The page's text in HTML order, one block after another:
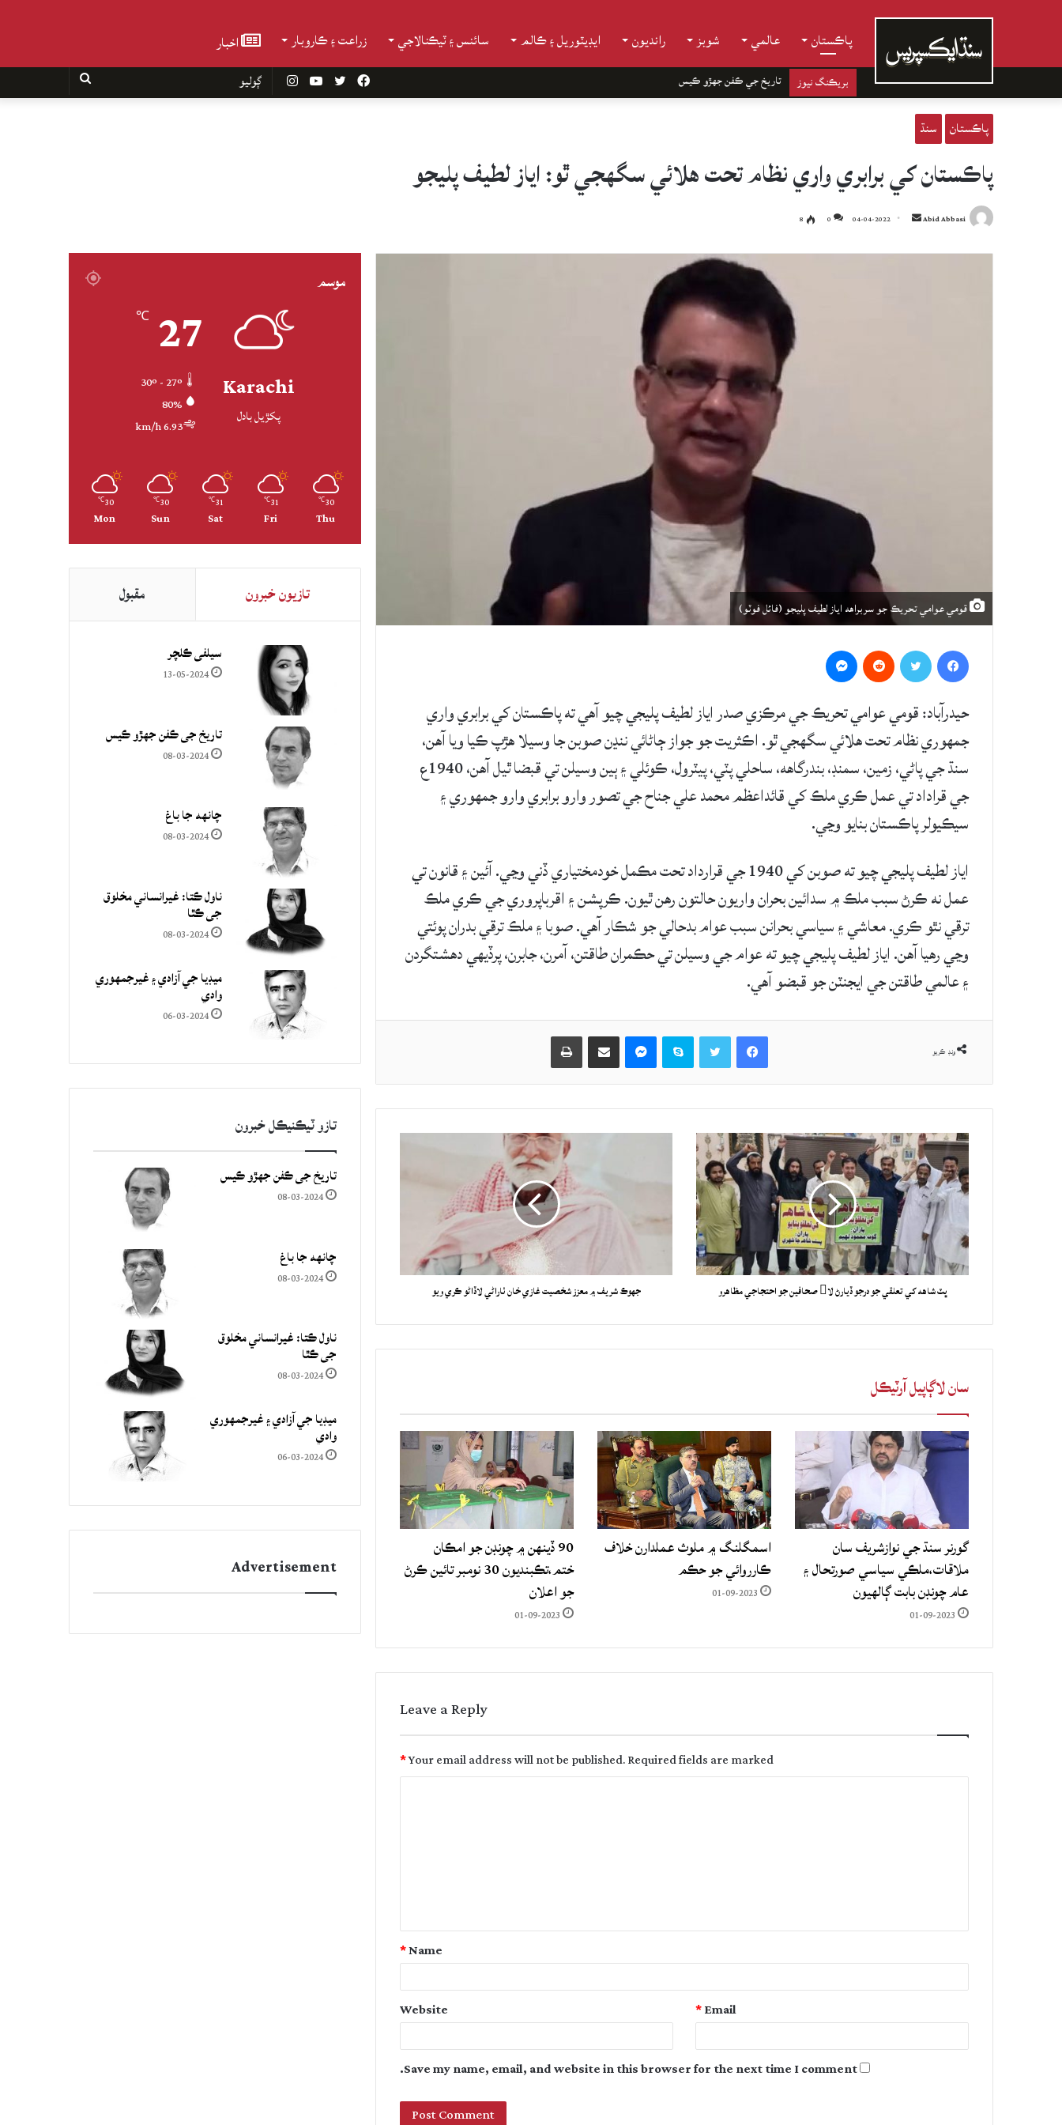
پاڪستان عالمي شوبز رانديون ايڊيٽوريل ۽ ڪالم سائنس ۽ ٽيڪنالاجي زراعت ۽ ڪاروبار اخبار
بريڪنگ نيوز تاريخ جي ڪفن جھڙو ڪيس InstagramYouTube Twitter
Facebook
پاڪستان سنڌ
پاڪستان کي برابري واري نظام تحت هلائي سگهجي ٿو: اياز لطيف پليجو
Abid Abbasi
Send
email
04-04-2022
0
8
قومي عوامي تحريڪ جو سربراهه اياز لطيف پليجو (فائل فوٽو)
حيدرآباد: قومي عوامي تحريڪ جي مرڪزي صدر اياز لطيف پليجي چيو آھي ته پاڪستان کي برابري واري
جمهوري نظام تحت هلائي سگهجي ٿو. اڪثريت جو جواز ڄاڻائي ننڍن صوبن جا وسيلا ھڙپ ڪيا ويا آھن،
سنڌ جي پاڻي، زمين، سمنڊ، بندرگاھه، ساحلي پٽي، پيٽرول، ڪوئلي ۽ ٻين وسيلن تي قبضا ٿيل آھن، 1940ع
جي قراداد تي عمل ڪري ملڪ کي قائداعظم محمد علي جناح جي تصور وارو برابري وارو جمهوري ۽
سيڪيولر پاڪستان بنايو وڃي.
اياز لطيف پليجي چيو ته صوبن کي 1940 جي قرارداد تحت مڪمل خودمختياري ڏني وڃي. آئين ۽ قانون تي
عمل نه ڪرڻ سبب ملڪ ۾ سدائين بحران واريون حالتون رهن ٿيون. ڪرپشن ۽ اقرباپروري جي ڪري ملڪ
ترقي نٿو ڪري. معاشي ۽ سياسي بحرانن سبب عوام بدحالي جو شڪار آهي. صوبا ۽ ملڪ ترقي بدران پوئتي
وڃي رهيا آهن. اياز لطيف پليجي چيو ته عوام جي وسيلن تي حڪمران طاقتن، آمرن، جابرن، پرڏيهي دهشتگردن
۽ عالمي طاقتن جي ايجنٽن جو قبضو آهي.
ونڊ ڪريو
Facebook
Skype حصيداري ڪريو اي ميل ذريعي
ڀٽ شاهه کي تعلقي جو درجو ڏيارڻ لا صحافين جو احتجاجي مظاهرو جهوڪ شريف ۾ معزز شخصيت غازي خان ٺاراڻي لاڏاڻو ڪري ويو
سان لاڳاپيل آرٽيڪل
گورنر سنڌ جي نوازشريف سان
ملاقات،ملڪي سياسي صورتحال ۽
عام چونڊن بابت ڳالهيون
01-09-2023
اسمگلنگ ۾ ملوث عملدارن خلاف
ڪارروائي جو حڪم
01-09-2023
90 ڏينهن ۾ چونڊن جو امڪان
ختم،تڪبنديون 30 نومبر تائين ڪرڻ
جو اعلان
01-09-2023
Leave a Reply
Your email address will not be published.Required fields are marked
*
t
Name
*
Email
*
Website
Save my name, email, and website in this browser for the next time I comment.
موسم
Karachi
پکڙيل بادل
27
℃
80%
6.93 km/h
30
℃
Thu
31
℃
Fri
31
℃
Sat
30
℃
Sun
30
℃
Mon
تازيون خبرون مقبول
سيلفي ڪلچر
13-05-2024
تاريخ جي ڪفن جھڙو ڪيس
08-03-2024
چانهه جا باغ
08-03-2024
ناول ڪتا: غيرانساني مخلوق
جي ڪٿا
08-03-2024
ميڊيا جي آزادي ۽ غيرجمھوري
وادي
06-03-2024
تازو ٽيڪنيڪل خبرون
تاريخ جي ڪفن جھڙو ڪيس
08-03-2024
چانهه جا باغ
08-03-2024
ناول ڪتا: غيرانساني مخلوق
جي ڪٿا
08-03-2024
ميڊيا جي آزادي ۽ غيرجمھوري
وادي
06-03-2024
Advertisement